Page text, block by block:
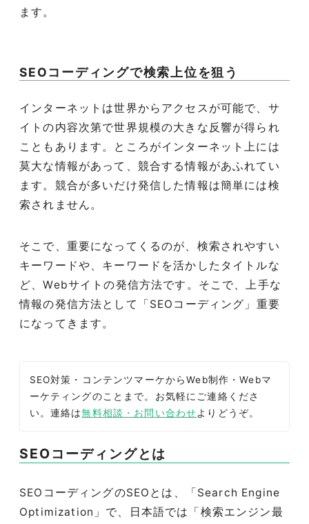
ます。
SEOコーディングで検索上位を狙う
インターネットは世界からアクセスが可能で、サ
イトの内容次第で世界規模の大きな反響が得られ
こともあります。ところがインターネット上には
莫大な情報があって、競合する情報があふれてい
ます。競合が多いだけ発信した情報は簡単には検
索されません。
そこで、重要になってくるのが、検索されやすい
キーワードや、キーワードを活かしたタイトルな
ど、Webサイトの発信方法です。そこで、上手な
情報の発信方法として「SEOコーディング」重要
になってきます。
SEO対策・コンテンツマーケからWeb制作・Webマ
ーケティングのことまで。お気軽にご連絡くださ
い。連絡は無料相談・お問い合わせよりどうぞ。
SEOコーディングとは
SEOコーディングのSEOとは、「Search Engine
Optimization」で、日本語では「検索エンジン最